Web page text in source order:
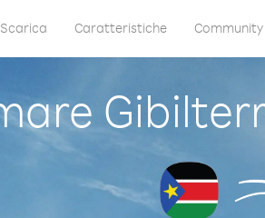
Scarica Caratteristiche Community